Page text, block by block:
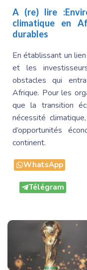
A (re) lire :
climatique en
durables
En établissant un
et les
obstacles qui
Afrique. Pour les
que la transition
nécessité
d’opportunités
continent.
WhatsApp
Télégram